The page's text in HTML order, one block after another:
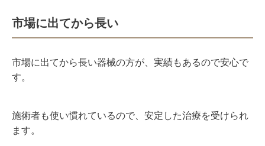
市場に出てから長い
市場に出てから長い器械の方が、実績もあるので安心で
す。
施術者も使い慣れているので、安定した治療を受けられ
ます。